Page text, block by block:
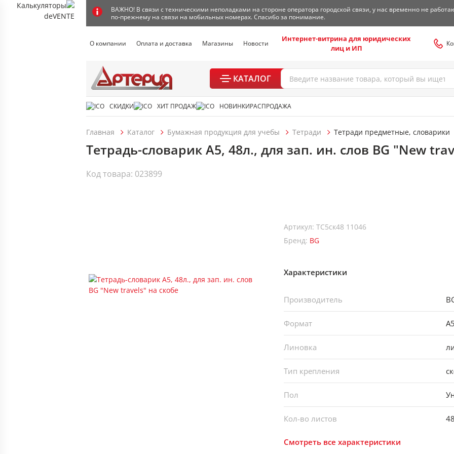
ВАЖНО! В связи с техническими неполадками на стороне оператора городской связи, у нас временно не
по-прежнему на связи на мобильных номерах. Спасибо за понимание.
О компании Оплата и доставка Магазины Новости
Интернет-витрина для юридических
лиц и ИП
КАТАЛОГ
СКИДКИ ХИТ ПРОДАЖ НОВИНКИРАСПРОДАЖА
Главная Каталог Бумажная продукция для учебы Тетради Тетради предметные, словарики
Тетрадь-словарик А5, 48л., для зап. ин. слов BG "New
Код товара: 023899
Артикул: ТС5ск48 11046
Бренд: BG
Характеристики
Производитель
Формат А5
Линовка
Тип крепления
Пол
Кол-во листов 48
Смотреть все характеристики